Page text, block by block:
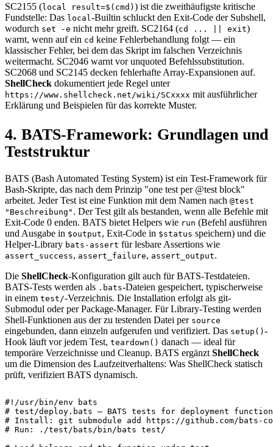
SC2155 (local result=$(cmd) ) ist die zweithäufigste kritische
Fundstelle: Das local -Builtin schluckt den Exit-Code der Subshell,
wodurch set -e nicht mehr greift. SC2164 (cd ... || exit)
warnt, wenn auf ein cd keine Fehlerbehandlung folgt — ein
klassischer Fehler, bei dem das Skript im falschen Verzeichnis
weitermacht. SC2046 warnt vor unquoted Befehlssubstitution.
SC2068 und SC2145 decken fehlerhafte Array-Expansionen auf.
ShellCheck dokumentiert jede Regel unter
https://www.shellcheck.net/wiki/SCxxxx mit ausführlicher
Erklärung und Beispielen für das korrekte Muster.
4. BATS-Framework: Grundlagen und
Teststruktur
BATS (Bash Automated Testing System) ist ein Test-Framework für
Bash-Skripte, das nach dem Prinzip "one test per @test block"
arbeitet. Jeder Test ist eine Funktion mit dem Namen nach @test
"Beschreibung" . Der Test gilt als bestanden, wenn alle Befehle mit
Exit-Code 0 enden. BATS bietet Helpers wie run (Befehl ausführen
und Ausgabe in $output, Exit-Code in $status speichern) und die
Helper-Library bats-assert für lesbare Assertions wie
assert_success, assert_failure, assert_output.
Die ShellCheck-Konfiguration gilt auch für BATS-Testdateien.
BATS-Tests werden als .bats-Dateien gespeichert, typischerweise
in einem test/-Verzeichnis. Die Installation erfolgt als git-
Submodul oder per Package-Manager. Für Library-Testing werden
Shell-Funktionen aus der zu testenden Datei per source
eingebunden, dann einzeln aufgerufen und verifiziert. Das setup() -
Hook läuft vor jedem Test, teardown() danach — ideal für
temporäre Verzeichnisse und Cleanup. BATS ergänzt ShellCheck
um die Dimension des Laufzeitverhaltens: Was ShellCheck statisch
prüft, verifiziert BATS dynamisch.
#!/usr/bin/env bats
# test/deploy.bats — BATS tests for deployment
# Install: git submodule add https://github.com/bats-
# Run: ./test/bats/bin/bats test/